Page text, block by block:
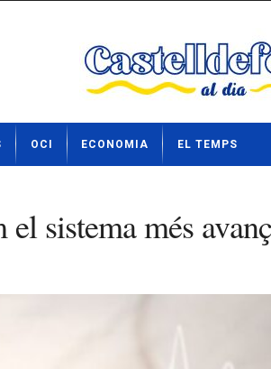
OCI ECONOMIA EL TEMPS
sistema més